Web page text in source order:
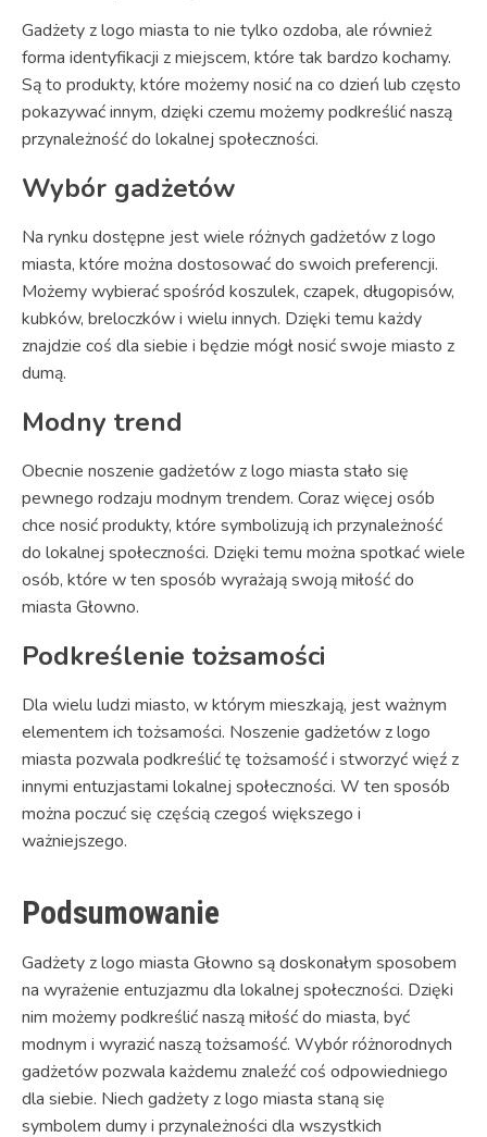
Gadżety z logo miasta to nie tylko ozdoba, ale również
forma identyfikacji z miejscem, które tak bardzo kochamy.
Są to produkty, które możemy nosić na co dzień lub często
pokazywać innym, dzięki czemu możemy podkreślić naszą
przynależność do lokalnej społeczności.
Wybór gadżetów
Na rynku dostępne jest wiele różnych gadżetów z logo
miasta, które można dostosować do swoich preferencji.
Możemy wybierać spośród koszulek, czapek, długopisów,
kubków, breloczków i wielu innych. Dzięki temu każdy
znajdzie coś dla siebie i będzie mógł nosić swoje miasto z
dumą.
Modny trend
Obecnie noszenie gadżetów z logo miasta stało się
pewnego rodzaju modnym trendem. Coraz więcej osób
chce nosić produkty, które symbolizują ich przynależność
do lokalnej społeczności. Dzięki temu można spotkać wiele
osób, które w ten sposób wyrażają swoją miłość do
miasta Głowno.
Podkreślenie tożsamości
Dla wielu ludzi miasto, w którym mieszkają, jest ważnym
elementem ich tożsamości. Noszenie gadżetów z logo
miasta pozwala podkreślić tę tożsamość i stworzyć więź z
innymi entuzjastami lokalnej społeczności. W ten sposób
można poczuć się częścią czegoś większego i
ważniejszego.
Podsumowanie
Gadżety z logo miasta Głowno są doskonałym sposobem
na wyrażenie entuzjazmu dla lokalnej społeczności. Dzięki
nim możemy podkreślić naszą miłość do miasta, być
modnym i wyrazić naszą tożsamość. Wybór różnorodnych
gadżetów pozwala każdemu znaleźć coś odpowiedniego
dla siebie. Niech gadżety z logo miasta staną się
symbolem dumy i przynależności dla wszystkich